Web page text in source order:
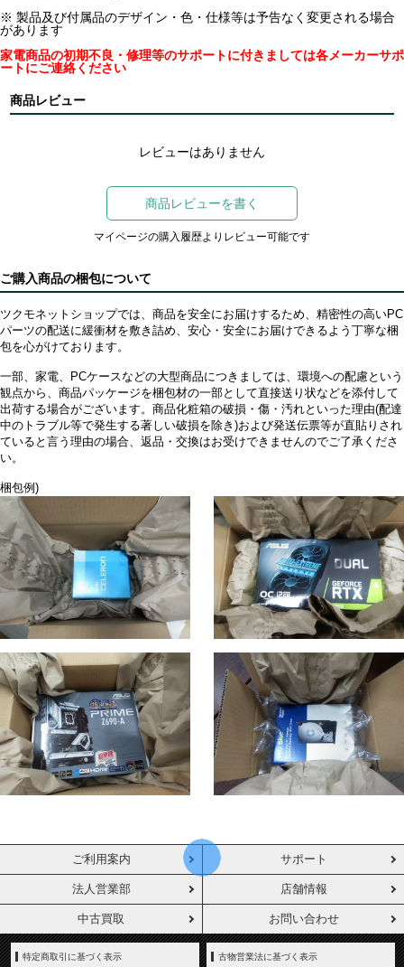
※ 製品及び付属品のデザイン・色・仕様等は予告なく変更される場合
があります
家電商品の初期不良・修理等のサポートに付きましては各メーカーサポ
ートにご連絡ください
商品レビュー
レビューはありません
商品レビューを書く
マイページの購入履歴よりレビュー可能です
ご購入商品の梱包について
ツクモネットショップでは、商品を安全にお届けするため、精密性の高いPC
パーツの配送に緩衝材を敷き詰め、安心・安全にお届けできるよう丁寧な梱
包を心がけております。
一部、家電、PCケースなどの大型商品につきましては、環境への配慮という
観点から、商品パッケージを梱包材の一部として直接送り状などを添付して
出荷する場合がございます。商品化粧箱の破損・傷・汚れといった理由(配達
中のトラブル等で発生する著しい破損を除き)および発送伝票等が直貼りされ
ていると言う理由の場合、返品・交換はお受けできませんのでご了承くださ
い。
梱包例)
ご利用案内 サポート
法人営業部 店舗情報
中古買取 お問い合わせ
特定商取引に基づく表示 古物営業法に基づく表示